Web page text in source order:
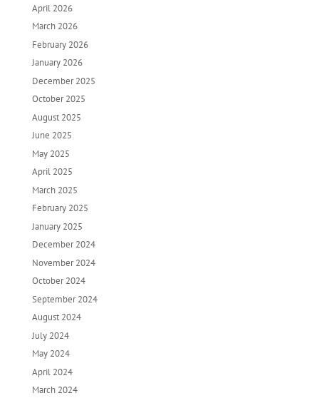
April 2026
March 2026
February 2026
January 2026
December 2025
October 2025
August 2025
June 2025
May 2025
April 2025
March 2025
February 2025
January 2025
December 2024
November 2024
October 2024
September 2024
August 2024
July 2024
May 2024
April 2024
March 2024